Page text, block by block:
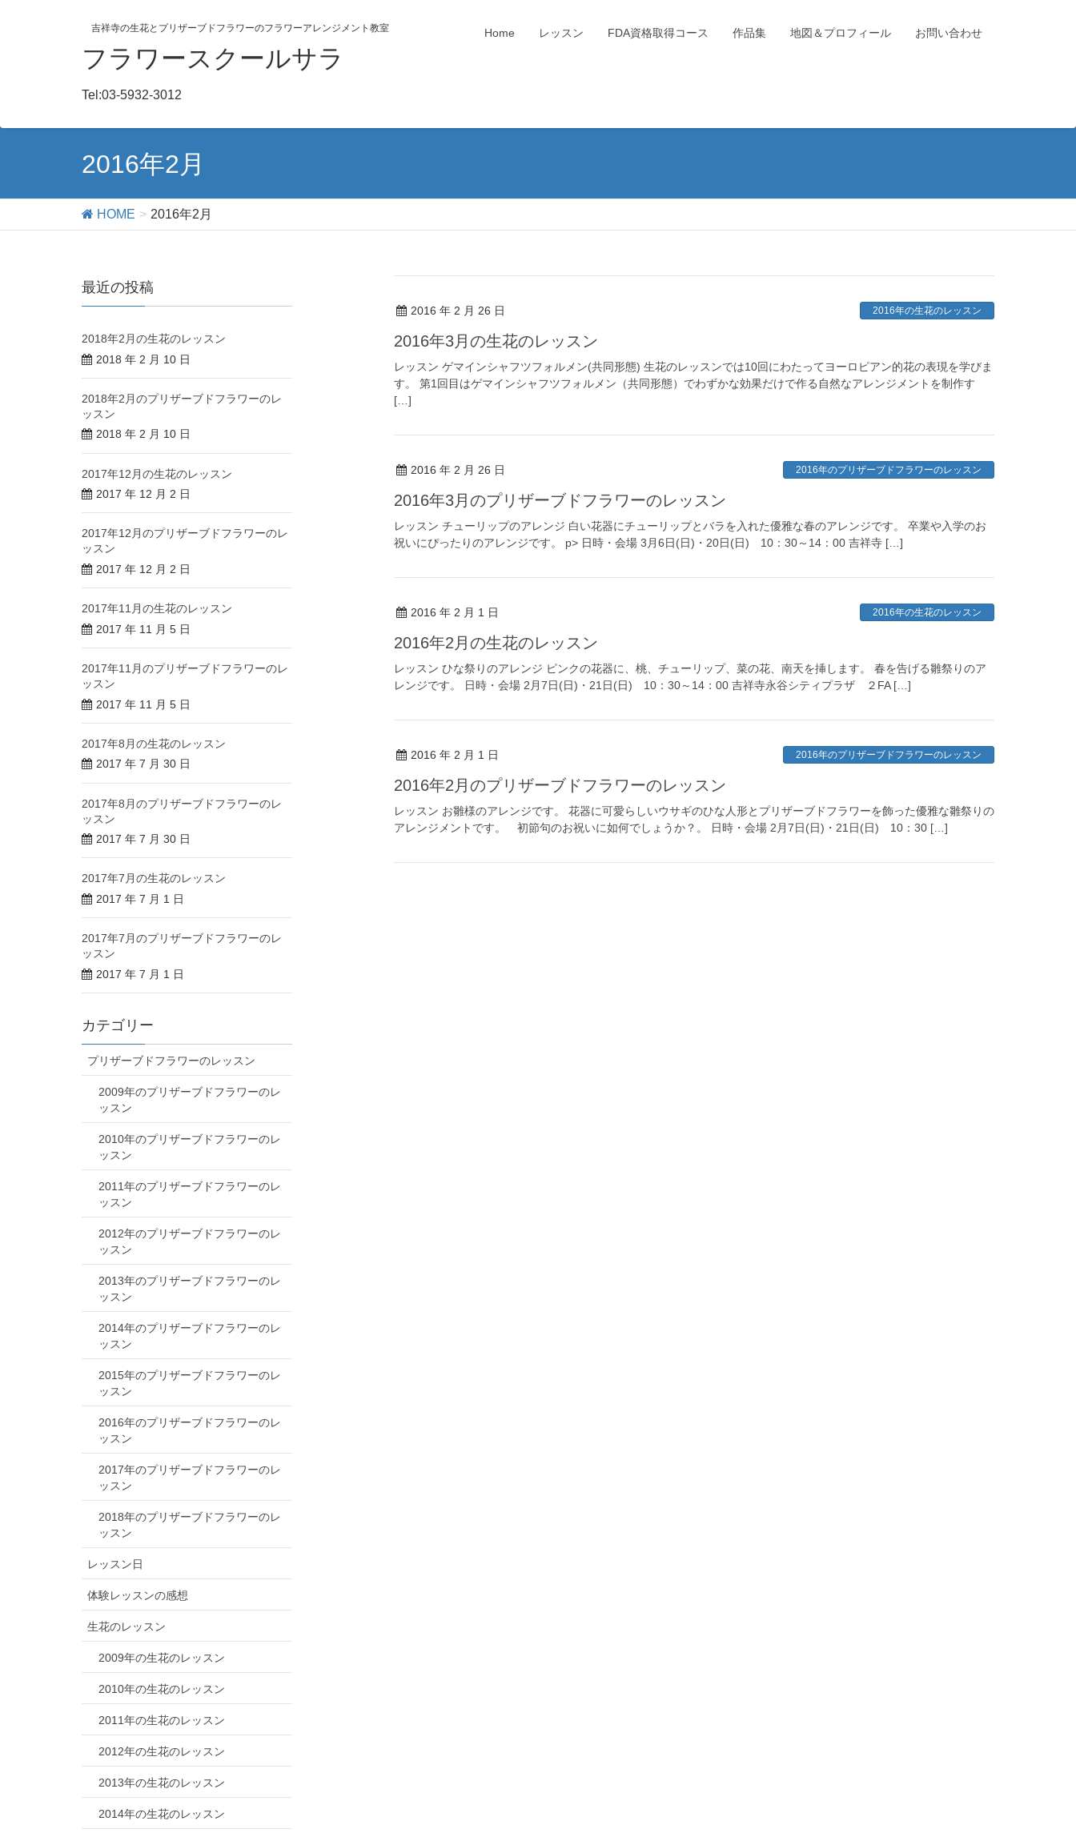
吉祥寺の生花とプリザーブドフラワーのフラワーアレンジメント教室
フラワースクールサラ
Tel:03-5932-3012
Home レッスン FDA資格取得コース 作品集 地図＆プロフィール お問い合わせ
2016年2月
HOME 2016年2月
2016 年 2 月 26 日 2016年の生花のレッスン
2016年3月の生花のレッスン
レッスン ゲマインシャフツフォルメン(共同形態) 生花のレッスンでは10回にわたってヨーロピアン的花の表現を学びま
す。 第1回目はゲマインシャフツフォルメン（共同形態）でわずかな効果だけで作る自然なアレンジメントを制作す
[…]
2016 年 2 月 26 日 2016年のプリザーブドフラワーのレッスン
2016年3月のプリザーブドフラワーのレッスン
レッスン チューリップのアレンジ 白い花器にチューリップとバラを入れた優雅な春のアレンジです。 卒業や入学のお
祝いにぴったりのアレンジです。 p> 日時・会場 3月6日(日)・20日(日) 10：30～14：00 吉祥寺 […]
2016 年 2 月 1 日 2016年の生花のレッスン
2016年2月の生花のレッスン
レッスン ひな祭りのアレンジ ピンクの花器に、桃、チューリップ、菜の花、南天を挿します。 春を告げる雛祭りのア
レンジです。 日時・会場 2月7日(日)・21日(日) 10：30～14：00 吉祥寺永谷シティプラザ ２FA […]
2016 年 2 月 1 日 2016年のプリザーブドフラワーのレッスン
2016年2月のプリザーブドフラワーのレッスン
レッスン お雛様のアレンジです。 花器に可愛らしいウサギのひな人形とプリザーブドフラワーを飾った優雅な雛祭りの
アレンジメントです。 初節句のお祝いに如何でしょうか？。 日時・会場 2月7日(日)・21日(日) 10：30 […]
最近の投稿
2018年2月の生花のレッスン
2018 年 2 月 10 日
2018年2月のプリザーブドフラワーのレ
ッスン
2018 年 2 月 10 日
2017年12月の生花のレッスン
2017 年 12 月 2 日
2017年12月のプリザーブドフラワーのレ
ッスン
2017 年 12 月 2 日
2017年11月の生花のレッスン
2017 年 11 月 5 日
2017年11月のプリザーブドフラワーのレ
ッスン
2017 年 11 月 5 日
2017年8月の生花のレッスン
2017 年 7 月 30 日
2017年8月のプリザーブドフラワーのレ
ッスン
2017 年 7 月 30 日
2017年7月の生花のレッスン
2017 年 7 月 1 日
2017年7月のプリザーブドフラワーのレ
ッスン
2017 年 7 月 1 日
カテゴリー
プリザーブドフラワーのレッスン
2009年のプリザーブドフラワーのレ
ッスン
2010年のプリザーブドフラワーのレ
ッスン
2011年のプリザーブドフラワーのレ
ッスン
2012年のプリザーブドフラワーのレ
ッスン
2013年のプリザーブドフラワーのレ
ッスン
2014年のプリザーブドフラワーのレ
ッスン
2015年のプリザーブドフラワーのレ
ッスン
2016年のプリザーブドフラワーのレ
ッスン
2017年のプリザーブドフラワーのレ
ッスン
2018年のプリザーブドフラワーのレ
ッスン
レッスン日
体験レッスンの感想
生花のレッスン
2009年の生花のレッスン
2010年の生花のレッスン
2011年の生花のレッスン
2012年の生花のレッスン
2013年の生花のレッスン
2014年の生花のレッスン